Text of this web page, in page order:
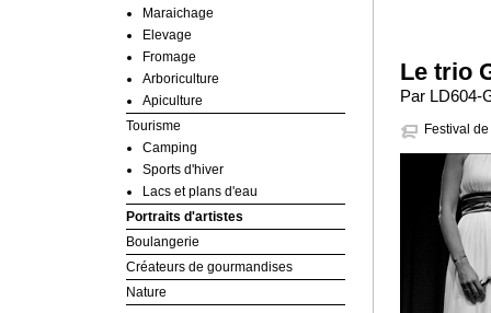
Le trio
Par LD604-
Festival
Maraichage
Elevage
Fromage
Arboriculture
Apiculture
Tourisme
Camping
Sports d'hiver
Lacs et plans d'eau
Portraits d'artistes
Boulangerie
Créateurs de gourmandises
Nature